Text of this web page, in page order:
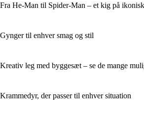
Fra He-Man til Spider-Man – et kig på
Gynger til enhver smag og stil
Kreativ leg med byggesæt – se de mange
Krammedyr, der passer til enhver situation